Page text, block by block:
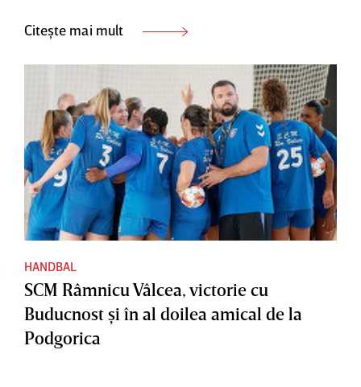
Citește mai mult
HANDBAL
SCM Râmnicu Vâlcea, victorie cu
Buducnost şi în al doilea amical de la
Podgorica